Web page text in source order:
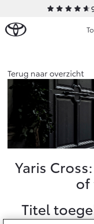
Ons bedrijf
Ons bedrijf
Geschiedenis
Onze medewerkers
Bloemberg Servicepas
Video's
Vacatures
Modellen
Aygo X
HYBRIDE
Vanaf € 23.750,-
Occasions
Diensten
Terug naar overzicht
Yaris
of
Titel